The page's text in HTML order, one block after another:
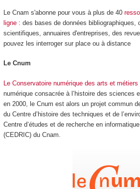
Le Cnam s'abonne pour vous à plus de 40
ligne: des bases de données bibliographiques,
scientifiques, annuaires d'entreprises, des
pouvez les interroger sur place ou à distance
Le Cnum
Le Conservatoire numérique des arts et métiers
numérique consacrée à l’histoire des sciences
en 2000, le Cnum est alors un projet commun
du Centre d’histoire des techniques et de
Centre d’études et de recherche en
(CEDRIC) du Cnam.